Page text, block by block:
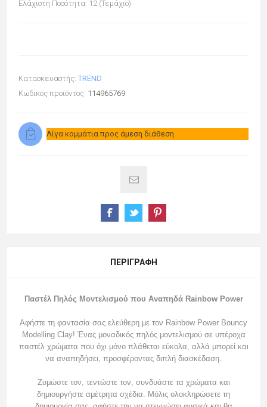
Ελάχιστη Ποσότητα: 12 (Τεμάχιο)
Κατασκευαστής: TREND
Κωδικός προϊόντος: 114965769
Λίγα κομμάτια προς άμεση διάθεση
ΠΕΡΙΓΡΑΦΉ
Παστέλ Πηλός Μοντελισμού που Αναπηδά Rainbow Power
Αφήστε τη φαντασία σας ελεύθερη με τον Rainbow Power Bouncy
Modelling Clay! Ένας μοναδικός πηλός μοντελισμού σε υπέροχα
παστέλ χρώματα που όχι μόνο πλάθεται εύκολα, αλλά μπορεί και
να αναπηδήσει, προσφέροντας διπλή διασκέδαση.
Ζυμώστε τον, τεντώστε τον, συνδυάστε τα χρώματα και
δημιουργήστε αμέτρητα σχέδια. Μόλις ολοκληρώσετε τη